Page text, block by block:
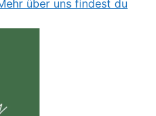
über uns findest du